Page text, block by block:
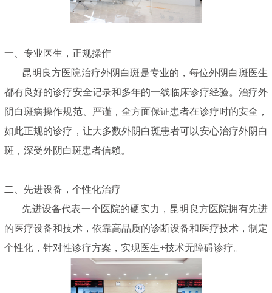
一、专业医生，正规操作
昆明良方医院治疗外阴白斑是专业的，每位外阴白斑医生
都有良好的诊疗安全记录和多年的一线临床诊疗经验。治疗外
阴白斑病操作规范、严谨，全方面保证患者在诊疗时的安全，
如此正规的诊疗，让大多数外阴白斑患者可以安心治疗外阴白
斑，深受外阴白斑患者信赖。
二、先进设备，个性化治疗
先进设备代表一个医院的硬实力，昆明良方医院拥有先进
的医疗设备和技术，依靠高品质的诊断设备和医疗技术，制定
个性化，针对性诊疗方案，实现医生+技术无障碍诊疗。